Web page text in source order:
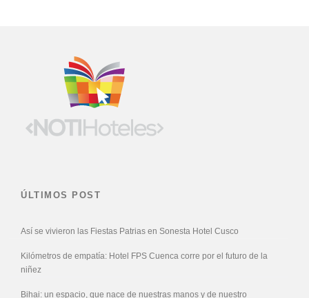
ÚLTIMOS POST
Así se vivieron las Fiestas Patrias en Sonesta Hotel Cusco
Kilómetros de empatía: Hotel FPS Cuenca corre por el futuro de la
niñez
Bihai: un espacio, que nace de nuestras manos y de nuestro